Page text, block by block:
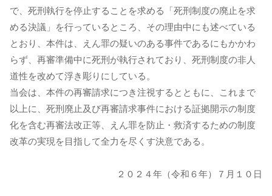
で、死刑執行を停止することを求める「死刑制度の廃止を求
める決議」を行っているところ、その理由中にも述べている
とおり、本件は、えん罪の疑いのある事件であるにもかかわ
らず、再審準備中に死刑が執行されており、死刑制度の非人
道性を改めて浮き彫りにしている。
当会は、本件の再審請求につき注視するとともに、これまで
以上に、死刑廃止及び再審請求事件における証拠開示の制度
化を含む再審法改正等、えん罪を防止・救済するための制度
改革の実現を目指して全力を尽くす決意である。
２０２４年（令和６年）７月１０日